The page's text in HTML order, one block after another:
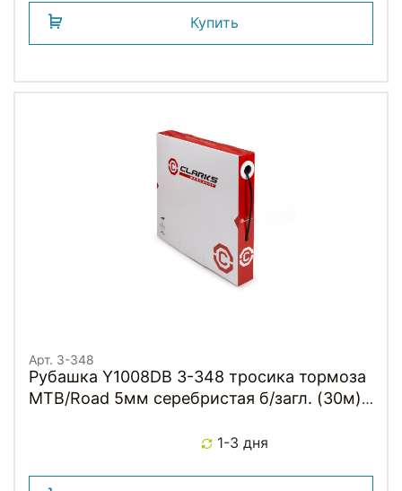
Купить
Арт. 3-348
Рубашка Y1008DB 3-348 тросика тормоза
MTB/Road 5мм серебристая б/загл. (30м)
1-3 дня